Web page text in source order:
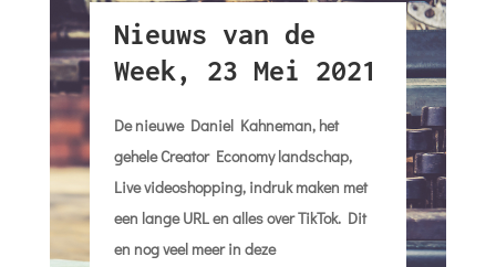
Nieuws van de
Week, 23 Mei 2021
De nieuwe Daniel Kahneman, het
gehele Creator Economy landschap,
Live videoshopping, indruk maken met
een lange URL en alles over TikTok. Dit
en nog veel meer in deze